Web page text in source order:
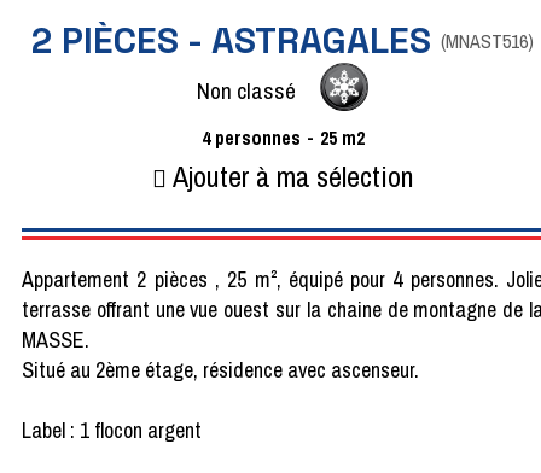
2 PIÈCES - ASTRAGALES (MNAST516)
Non classé
4 personnes 25 m2
Ajouter à ma sélection
Appartement 2 pièces , 25 m², équipé pour 4 personnes.
terrasse offrant une vue ouest sur la chaine de montagne de
MASSE.
Situé au 2ème étage, résidence avec ascenseur.
Label : 1 flocon argent